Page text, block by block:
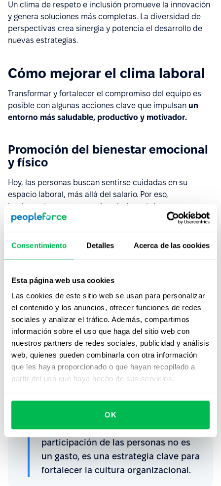
Consentimiento Detalles Acerca de las cookies
Esta página web usa cookies
Las cookies de este sitio web se usan para personalizar
el contenido y los anuncios, ofrecer funciones de redes
sociales y analizar el tráfico. Además, compartimos
información sobre el uso que haga del sitio web con
nuestros partners de redes sociales, publicidad y análisis
web, quienes pueden combinarla con otra información
que les haya proporcionado o que hayan recopilado a
partir del uso que haya hecho de sus servicios.
OK
Un clima de respeto e inclusión promueve la innovación
y genera soluciones más completas. La diversidad de
perspectivas crea sinergia y potencia el desarrollo de
nuevas estrategias.
Cómo mejorar el clima laboral
Transformar y fortalecer el compromiso del equipo es
posible con algunas acciones clave que impulsan un
entorno más saludable, productivo y motivador.
Promoción del bienestar emocional
y físico
Hoy, las personas buscan sentirse cuidadas en su
espacio laboral, más allá del salario. Por eso,
implementar programas de salud mental, pausas
activas y asesoría psicológica es fundamental para
Invertir en bienestar laboral aumenta la satisfacción,
reduce el ausentismo y fortalece la moral del equipo.
comprometen con mayor entusiasmo.
Fomentar la participación de los
empleados
Otra forma de mejorar el clima laboral es ofrecer
espacios donde tus colaboradores puedan expresar
opiniones, proponer soluciones y participar en
Invertir en el bienestar y la
participación de las personas no es
un gasto, es una estrategia clave para
fortalecer la cultura organizacional.